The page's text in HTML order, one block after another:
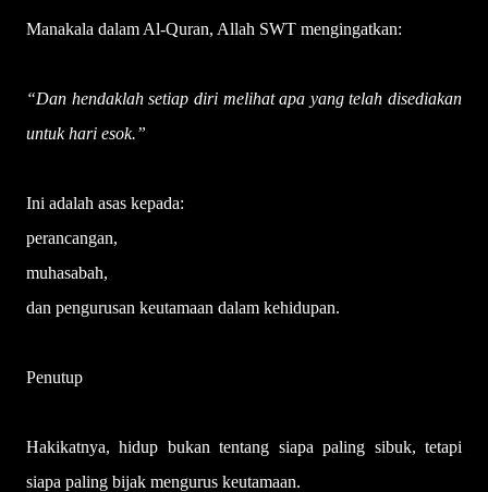
Manakala dalam Al-Quran, Allah SWT mengingatkan:
“Dan hendaklah setiap diri melihat apa yang telah disediakan
untuk hari esok.”
Ini adalah asas kepada:
perancangan,
muhasabah,
dan pengurusan keutamaan dalam kehidupan.
Penutup
Hakikatnya, hidup bukan tentang siapa paling sibuk, tetapi
siapa paling bijak mengurus keutamaan.